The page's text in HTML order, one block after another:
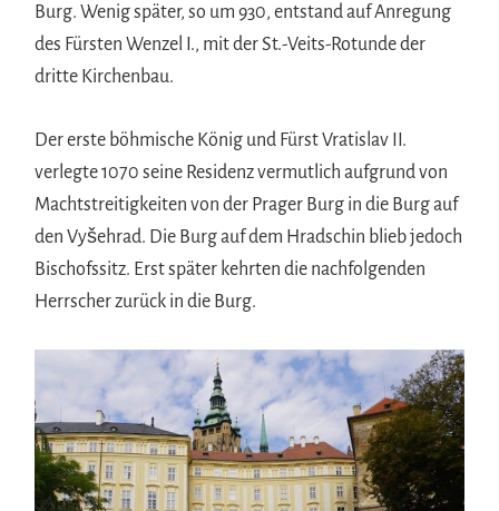
Burg. Wenig später, so um 930, entstand auf Anregung
des Fürsten Wenzel I., mit der St.-Veits-Rotunde der
dritte Kirchenbau.
Der erste böhmische König und Fürst Vratislav II.
verlegte 1070 seine Residenz vermutlich aufgrund von
Machtstreitigkeiten von der Prager Burg in die Burg auf
den Vyšehrad. Die Burg auf dem Hradschin blieb jedoch
Bischofssitz. Erst später kehrten die nachfolgenden
Herrscher zurück in die Burg.